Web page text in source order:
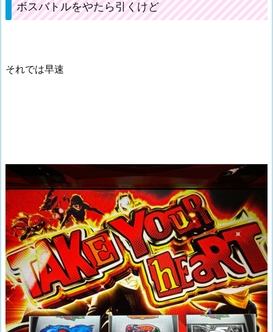
ボスバトルをやたら引くけど
それでは早速